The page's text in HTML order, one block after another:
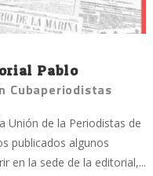
Pablo
Cubaperiodistas
Unión de la Periodistas de
publicados algunos
en la sede de la editorial,...